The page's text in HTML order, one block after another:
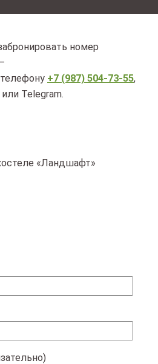
номер
+7 (987) 504-73-55,
Telegram.
«Ландшафт»